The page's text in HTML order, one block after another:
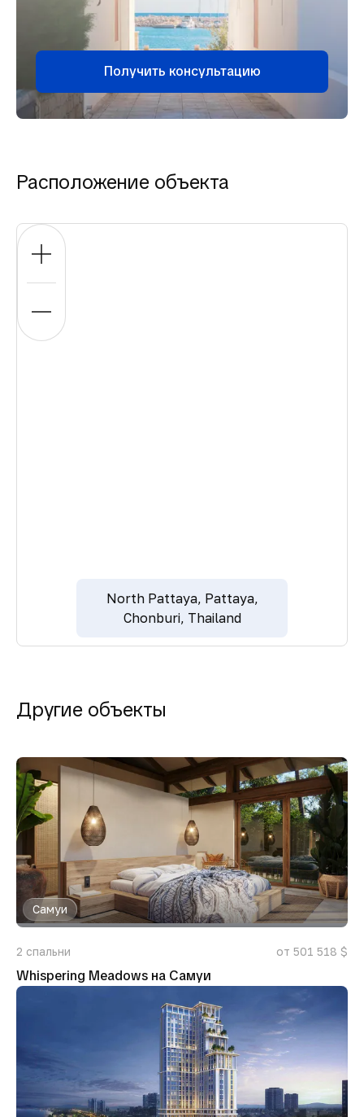
Получить консультацию
Расположение объекта
North Pattaya, Pattaya,
Chonburi, Thailand
Другие объекты
Самуи
2 спальни от 501 518 $
Whispering Meadows на Самуи